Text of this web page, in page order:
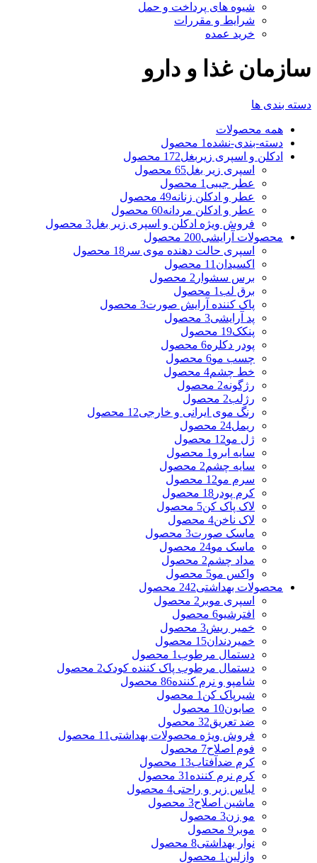
شیوه های پرداخت و حمل
شرایط و مقررات
خرید عمده
سازمان غذا و دارو
دسته بندی ها
همه محصولات
دسته-بندی-نشده 1 محصول
ادکلن و اسپری زیربغل172 محصول
اسپری زیر بغل65 محصول
عطر جیبی 1 محصول
عطر و ادکلن زنانه49 محصول
عطر و ادکلن مردانه60 محصول
فروش ویژه ادکلن و اسپری زیر بغل3 محصول
محصولات آرایشی200 محصول
اسپری حالت دهنده موی سر 18 محصول
اکسیدان 11 محصول
برس سشوار 2 محصول
برق لب 1 محصول
پاک کننده آرایش صورت3 محصول
پد آرایشی3 محصول
پنکک19 محصول
پودر دکلره6 محصول
چسب مو6 محصول
خط چشم4 محصول
رژگونه2 محصول
رژلب2 محصول
رنگ موی ایرانی و خارجی12 محصول
ریمل24 محصول
ژل مو12 محصول
سایه ابرو 1 محصول
سایه چشم2 محصول
سرم مو12 محصول
کرم پودر 18 محصول
لاک پاک کن5 محصول
لاک ناخن4 محصول
ماسک صورت3 محصول
ماسک مو24 محصول
مداد چشم2 محصول
واکس مو5 محصول
محصولات بهداشتی242 محصول
اسپری موبر 2 محصول
افترشیو6 محصول
خمیر ریش3 محصول
خمیردندان15 محصول
دستمال مرطوب 1 محصول
دستمال مرطوب پاک کننده کودک2 محصول
شامپو و نرم کننده86 محصول
شیرپاک کن 1 محصول
صابون10 محصول
ضد تعریق32 محصول
فروش ویژه محصولات بهداشتی 11 محصول
فوم اصلاح7 محصول
کرم ضدآفتاب13 محصول
کرم نرم کننده 31 محصول
لباس زیر و راحتی4 محصول
ماشین اصلاح3 محصول
مو زن3 محصول
موبر 9 محصول
نوار بهداشتی8 محصول
وازلین 1 محصول